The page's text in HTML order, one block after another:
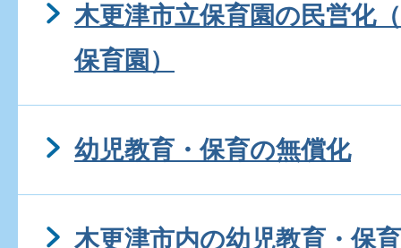
木更津市立保育園の民営化
保育園）
幼児教育・保育の無償化
木更津市内の幼児教育・保